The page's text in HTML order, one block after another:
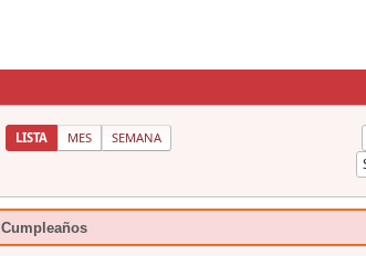
LISTA MES SEMANA
Cumpleaños